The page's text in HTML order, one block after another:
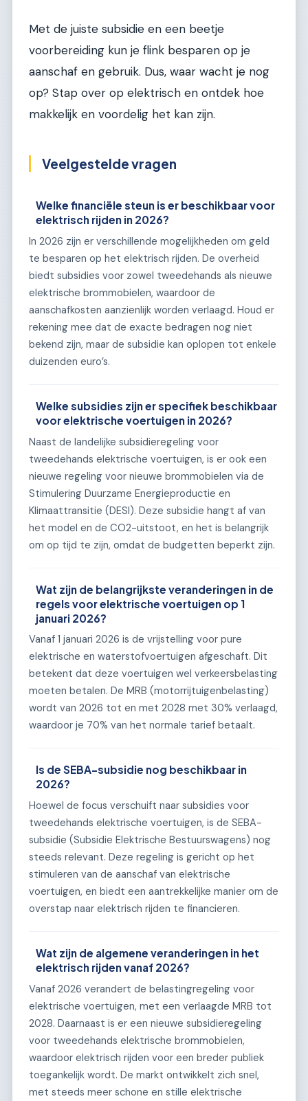
Met de juiste subsidie en een beetje
voorbereiding kun je flink besparen op je
aanschaf en gebruik. Dus, waar wacht je nog
op? Stap over op elektrisch en ontdek hoe
makkelijk en voordelig het kan zijn.
Veelgestelde vragen
Welke financiële steun is er beschikbaar voor
elektrisch rijden in 2026?
In 2026 zijn er verschillende mogelijkheden om geld
te besparen op het elektrisch rijden. De overheid
biedt subsidies voor zowel tweedehands als nieuwe
elektrische brommobielen, waardoor de
aanschafkosten aanzienlijk worden verlaagd. Houd er
rekening mee dat de exacte bedragen nog niet
bekend zijn, maar de subsidie kan oplopen tot enkele
duizenden euro’s.
Welke subsidies zijn er specifiek beschikbaar
voor elektrische voertuigen in 2026?
Naast de landelijke subsidieregeling voor
tweedehands elektrische voertuigen, is er ook een
nieuwe regeling voor nieuwe brommobielen via de
Stimulering Duurzame Energieproductie en
Klimaattransitie (DESI). Deze subsidie hangt af van
het model en de CO2-uitstoot, en het is belangrijk
om op tijd te zijn, omdat de budgetten beperkt zijn.
Wat zijn de belangrijkste veranderingen in de
regels voor elektrische voertuigen op 1
januari 2026?
Vanaf 1 januari 2026 is de vrijstelling voor pure
elektrische en waterstofvoertuigen afgeschaft. Dit
betekent dat deze voertuigen wel verkeersbelasting
moeten betalen. De MRB (motorrijtuigenbelasting)
wordt van 2026 tot en met 2028 met 30% verlaagd,
waardoor je 70% van het normale tarief betaalt.
Is de SEBA-subsidie nog beschikbaar in
2026?
Hoewel de focus verschuift naar subsidies voor
tweedehands elektrische voertuigen, is de SEBA-
subsidie (Subsidie Elektrische Bestuurswagens) nog
steeds relevant. Deze regeling is gericht op het
stimuleren van de aanschaf van elektrische
voertuigen, en biedt een aantrekkelijke manier om de
overstap naar elektrisch rijden te financieren.
Wat zijn de algemene veranderingen in het
elektrisch rijden vanaf 2026?
Vanaf 2026 verandert de belastingregeling voor
elektrische voertuigen, met een verlaagde MRB tot
2028. Daarnaast is er een nieuwe subsidieregeling
voor tweedehands elektrische brommobielen,
waardoor elektrisch rijden voor een breder publiek
toegankelijk wordt. De markt ontwikkelt zich snel,
met steeds meer schone en stille elektrische